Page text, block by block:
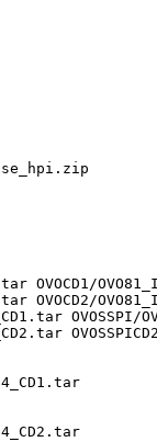
OVOCD1/
OVOCD2/
OVOSSPI/